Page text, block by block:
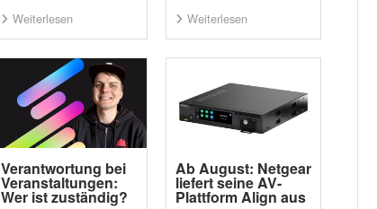
Weiterlesen Weiterlesen
Verantwortung bei
Veranstaltungen:
Wer ist zuständig?
Ab August: Netgear
liefert seine AV-
Plattform Align aus